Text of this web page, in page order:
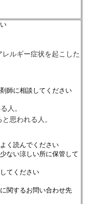
ルギー症状を起こした
師に相談してください
人。
思われる人。
く読んでください
ない涼しい所に保管して
てください
関するお問い合わせ先